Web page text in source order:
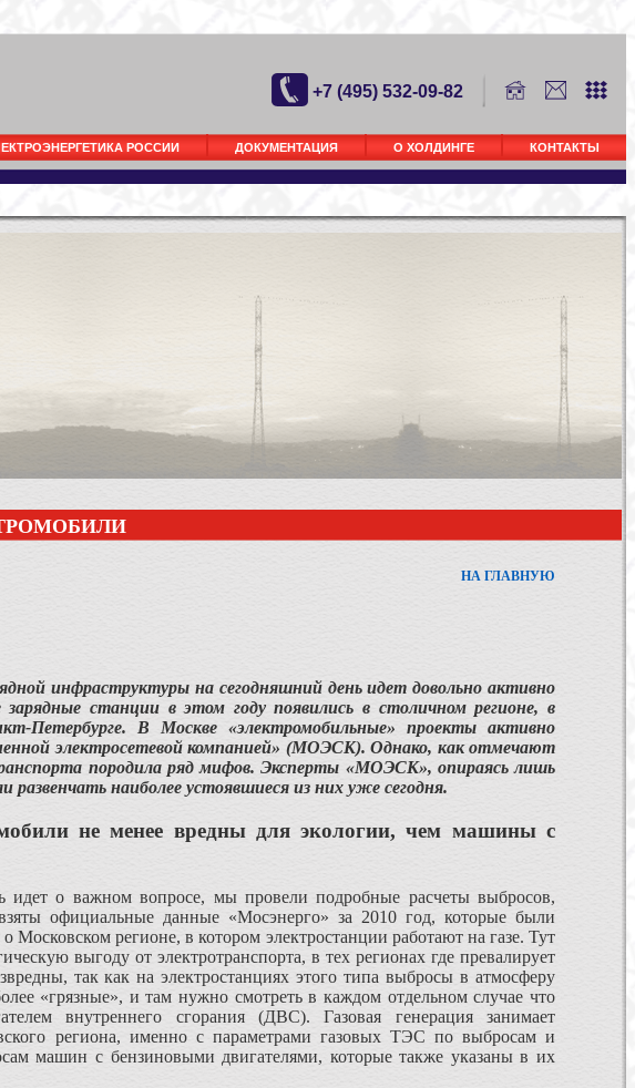
+7 (495) 532-09-82
РОССИИ ДОКУМЕНТАЦИЯ О ХОЛДИНГЕ КОНТАКТЫ
НА ГЛАВНУЮ
инфраструктуры на сегодняшний день идет довольно активно
станции в этом году появились в столичном регионе, в
Петербурге. В Москве «электромобильные» проекты активно
электросетевой компанией» (МОЭСК). Однако, как отмечают
породила ряд мифов. Эксперты «МОЭСК», опираясь лишь
наиболее устоявшиеся из них уже сегодня.
не менее вредны для экологии, чем машины с
идет о важном вопросе, мы провели подробные расчеты выбросов,
официальные данные «Мосэнерго» за 2010 год, которые были
регионе, в котором электростанции работают на газе. Тут
выгоду от электротранспорта, в тех регионах где превалирует
так как на электростанциях этого типа выбросы в атмосферу
«грязные», и там нужно смотреть в каждом отдельном случае что
внутреннего сгорания (ДВС). Газовая генерация занимает
региона, именно с параметрами газовых ТЭС по выбросам и
машин с бензиновыми двигателями, которые также указаны в их